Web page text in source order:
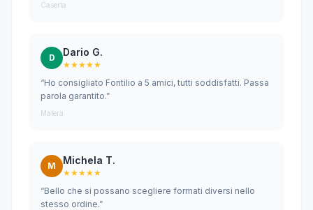
Caserta
D Dario G.
★★★★★
“Ho consigliato Fontilio a 5 amici, tutti soddisfatti. Passa
parola garantito.”
Matera
M Michela T.
★★★★★
“Bello che si possano scegliere formati diversi nello
stesso ordine.”